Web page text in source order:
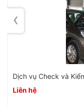
Dịch vụ Check và
Liên hệ
‹